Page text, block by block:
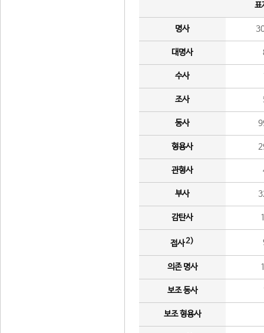
표
명사
대명사
수사
조사
동사
형용사
관형사
부사
감탄사
접사2)
의존 명사
보조 동사
보조 형용사